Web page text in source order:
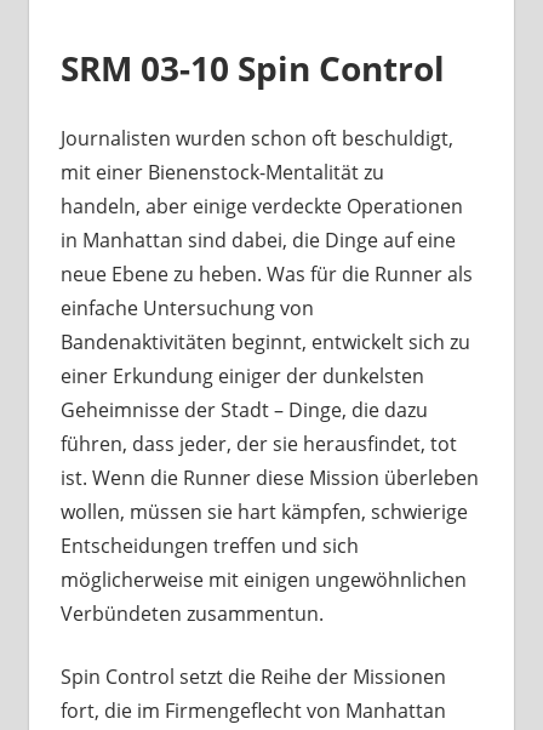
SRM 03-10 Spin Control
Journalisten wurden schon oft beschuldigt,
mit einer Bienenstock-Mentalität zu
handeln, aber einige verdeckte Operationen
in Manhattan sind dabei, die Dinge auf eine
neue Ebene zu heben. Was für die Runner als
einfache Untersuchung von
Bandenaktivitäten beginnt, entwickelt sich zu
einer Erkundung einiger der dunkelsten
Geheimnisse der Stadt – Dinge, die dazu
führen, dass jeder, der sie herausfindet, tot
ist. Wenn die Runner diese Mission überleben
wollen, müssen sie hart kämpfen, schwierige
Entscheidungen treffen und sich
möglicherweise mit einigen ungewöhnlichen
Verbündeten zusammentun.
Spin Control setzt die Reihe der Missionen
fort, die im Firmengeflecht von Manhattan